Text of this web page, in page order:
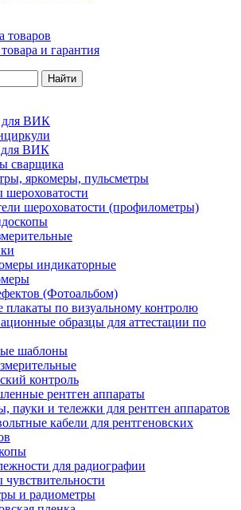
товаров
и гарантия
Найти
для ВИК
ВИК
сварщика
яркомеры, пульсметры
шероховатости
шероховатости (профилометры)
индикаторные
(Фотоальбом)
плакаты по визуальному контролю
образцы для аттестации по
шаблоны
контроль
рентген аппараты
пауки и тележки для рентген аппаратов
кабели для рентгеновских
для радиографии
и радиометры